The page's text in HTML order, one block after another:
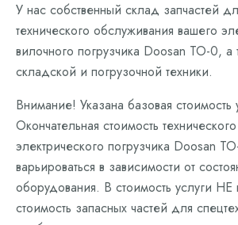
У нас собственный склад запчастей
технического обслуживания вашего
вилочного погрузчика Doosan ТО-0, а
складской и погрузочной техники.
Внимание! Указана базовая стоимость
Окончательная стоимость
электрического погрузчика Doosan
варьироваться в зависимости от
оборудования. В стоимость услуги НЕ
стоимость запасных частей для